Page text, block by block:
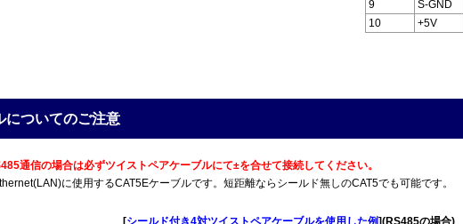
9
S-GND
10
+5V
についてのご注意
通信の場合は必ずツイストペアケーブルにて±を合せて接続してください。
に使用するCAT5Eケーブルです。短距離ならシールド無しのCAT5でも可能です。
[シールド付き4対ツイストペアケーブルを使用した例](RS485の場合)